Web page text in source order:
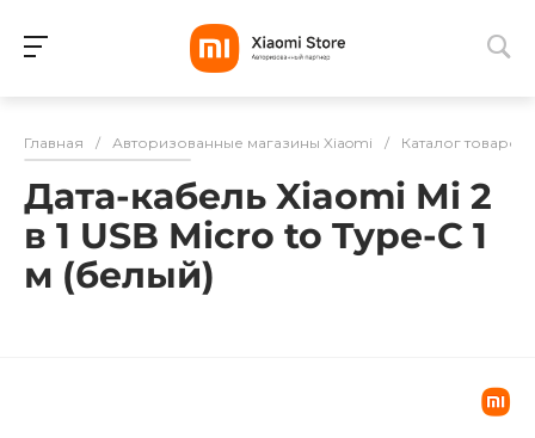
Разбейте
оплатуна части
без переплат
Главная / Авторизованные магазины Xiaomi / Каталог товаров
Дата-кабель Xiaomi Mi 2
в 1 USB Micro to Type-C 1
м (белый)